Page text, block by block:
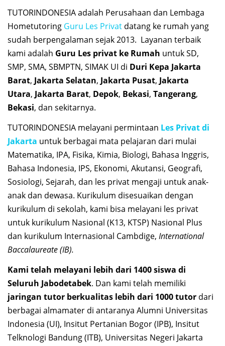
TUTORINDONESIA adalah Perusahaan dan Lembaga
Hometutoring Guru Les Privat datang ke rumah yang
sudah berpengalaman sejak 2013. Layanan terbaik
kami adalah Guru Les privat ke Rumah untuk SD,
SMP, SMA, SBMPTN, SIMAK UI di Duri Kepa Jakarta
Barat, Jakarta Selatan, Jakarta Pusat, Jakarta
Utara, Jakarta Barat, Depok, Bekasi, Tangerang,
Bekasi, dan sekitarnya.
TUTORINDONESIA melayani permintaan Les Privat di
Jakarta untuk berbagai mata pelajaran dari mulai
Matematika, IPA, Fisika, Kimia, Biologi, Bahasa Inggris,
Bahasa Indonesia, IPS, Ekonomi, Akutansi, Geografi,
Sosiologi, Sejarah, dan les privat mengaji untuk anak-
anak dan dewasa. Kurikulum disesuaikan dengan
kurikulum di sekolah, kami bisa melayani les privat
untuk kurikulum Nasional (K13, KTSP) Nasional Plus
dan kurikulum Internasional Cambdige, International
Baccalaureate (IB).
Kami telah melayani lebih dari 1400 siswa di
Seluruh Jabodetabek. Dan kami telah memiliki
jaringan tutor berkualitas lebih dari 1000 tutor dari
berbagai almamater di antaranya Alumni Universitas
Indonesia (UI), Insitut Pertanian Bogor (IPB), Insitut
Telknologi Bandung (ITB), Universitas Negeri Jakarta